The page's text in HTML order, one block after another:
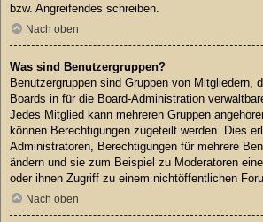
bzw. Angreifendes schreiben.
Nach oben
Was sind Benutzergruppen?
Benutzergruppen sind Gruppen von Mitgliedern,
Boards in für die Board-Administration
Jedes Mitglied kann mehreren Gruppen
können Berechtigungen zugeteilt werden. Dies
Administratoren, Berechtigungen für mehrere
ändern und sie zum Beispiel zu Moderatoren
oder ihnen Zugriff zu einem nichtöffentlichen
Nach oben